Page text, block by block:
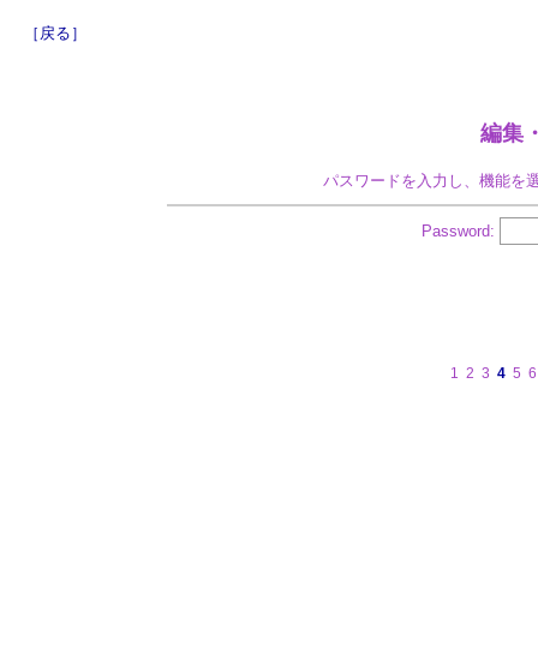
［戻る］
編集
パスワードを入力し、機能を
Password:
1 2 3 4 5 6